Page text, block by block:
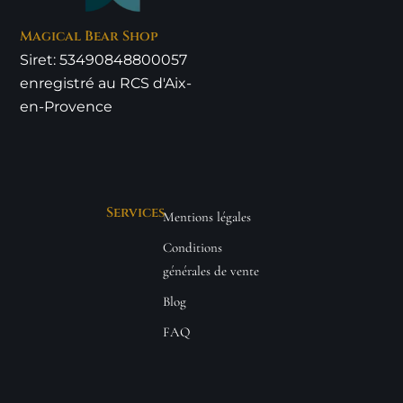
Magical Bear Shop
Siret: 53490848800057
enregistré au RCS d'Aix-
en-Provence
ServicesMentions légales
Conditions
générales de vente
Blog
FAQ